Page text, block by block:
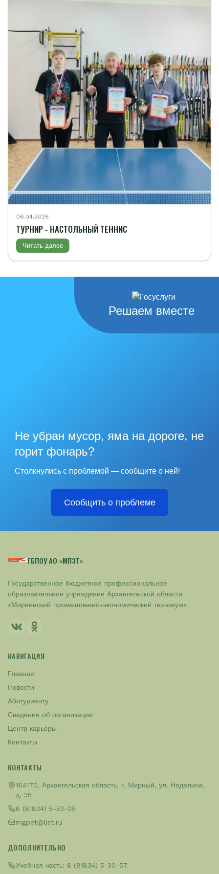
06.04.2026
ТУРНИР - НАСТОЛЬНЫЙ ТЕННИС
Читать далее
Решаем вместе
Не убран мусор, яма на дороге, не
горит фонарь?
Столкнулись с проблемой — сообщите о ней!
Сообщить о проблеме
ГБПОУ АО «МПЭТ»
Государственное бюджетное профессиональное
образовательное учреждение Архангельской области
«Мирнинский промышленно-экономический техникум»
НАВИГАЦИЯ
Главная
Новости
Абитуриенту
Сведения об организации
Центр карьеры
Контакты
КОНТАКТЫ
164170, Архангельская область, г. Мирный, ул. Неделина,
д. 35
8 (81834) 5-53-05
mgpet@list.ru
ДОПОЛНИТЕЛЬНО
Учебная часть: 8 (81834) 5-30-57